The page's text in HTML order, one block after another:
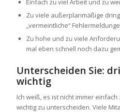
Zu viele außerplanmäßige
„vermeintliche“
Zu hohe und zu viele
mal eben schnell noch dazu
Unterscheiden Sie:
wichtig
Ich weiß, es ist nicht immer
wichtig zu unterscheiden. Viele